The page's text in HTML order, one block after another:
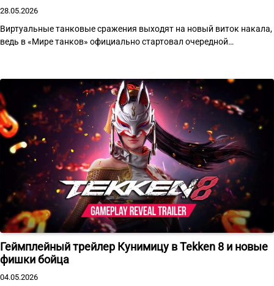
28.05.2026
Виртуальные танковые сражения выходят на новый виток накала,
ведь в «Мире танков» официально стартовал очередной…
Геймплейный трейлер Кунимицу в Tekken 8 и новые
фишки бойца
04.05.2026